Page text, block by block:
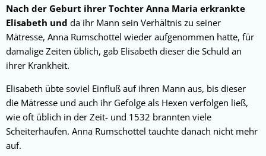
Nach der Geburt ihrer Tochter Anna Maria erkrankte
Elisabeth und da ihr Mann sein Verhältnis zu seiner
Mätresse, Anna Rumschottel wieder aufgenommen hatte, für
damalige Zeiten üblich, gab Elisabeth dieser die Schuld an
ihrer Krankheit.
Elisabeth übte soviel Einfluß auf ihren Mann aus, bis dieser
die Mätresse und auch ihr Gefolge als Hexen verfolgen ließ,
wie oft üblich in der Zeit- und 1532 brannten viele
Scheiterhaufen. Anna Rumschottel tauchte danach nicht mehr
auf.